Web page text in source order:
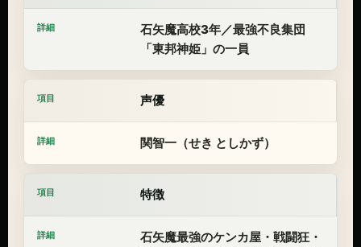
石矢魔高校3年／最強不良集団
「東邦神姫」の一員
声優
関智一（せき としかず）
特徴
石矢魔最強のケンカ屋・戦闘狂・